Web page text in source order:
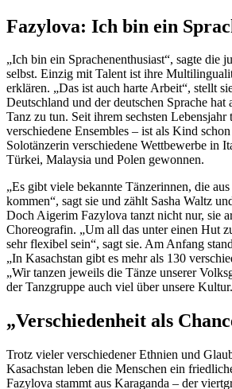
Fazylova: Ich bin ein
„Ich bin ein Sprachenenthusiast“, sagte die
selbst. Einzig mit Talent ist ihre
erklären. „Das ist auch harte Arbeit“, stellt
Deutschland und der deutschen Sprache
Tanz zu tun. Seit ihrem sechsten Lebensjahr
verschiedene Ensembles – ist als Kind
Solotänzerin verschiedene Wettbewerbe in
Türkei, Malaysia und Polen gewonnen.
„Es gibt viele bekannte Tänzerinnen, die
kommen“, sagt sie und zählt Sasha Waltz
Doch Aigerim Fazylova tanzt nicht nur, sie
Choreografin. „Um all das unter einen Hut
sehr flexibel sein“, sagt sie. Am Anfang
„In Kasachstan gibt es mehr als 130
„Wir tanzen jeweils die Tänze unserer
der Tanzgruppe auch viel über unsere
„Verschiedenheit als
Trotz vieler verschiedener Ethnien und
Kasachstan leben die Menschen ein
Fazylova stammt aus Karaganda – der